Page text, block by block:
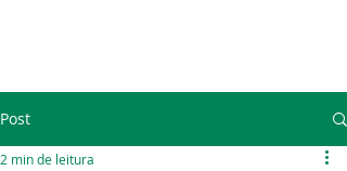
Post
2 min de leitura